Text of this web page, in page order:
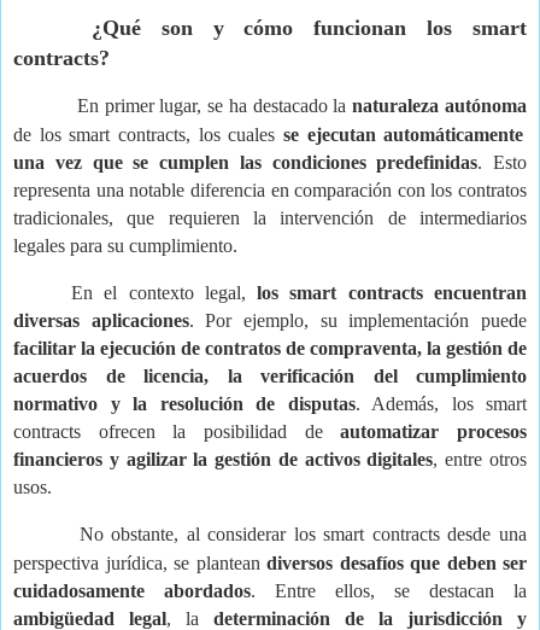
¿Qué son y cómo funcionan los smart
contracts?
En primer lugar, se ha destacado lanaturaleza autónoma
de los smart contracts, los cuales se ejecutan automáticamente
una vez que se cumplen las condiciones predefinidas. Esto
representa una notable diferencia en comparación con los contratos
tradicionales, que requieren la intervención de intermediarios
legales para su cumplimiento.
En el contexto legal,los smart contracts encuentran
diversas aplicaciones. Por ejemplo, su implementación puede
facilitar la ejecución de contratos de compraventa, la gestión de
acuerdos de licencia, la verificación del cumplimiento
normativo y la resolución de disputas. Además, los smart
contracts ofrecen la posibilidad deautomatizar procesos
financieros y agilizar la gestión de activos digitales, entre otros
usos.
No obstante, al considerar los smart contracts desde una
perspectiva jurídica, se plantean diversos desafíos que deben ser
cuidadosamente abordados. Entre ellos, se destacan la
ambigüedad legal, la determinación de la jurisdicción y